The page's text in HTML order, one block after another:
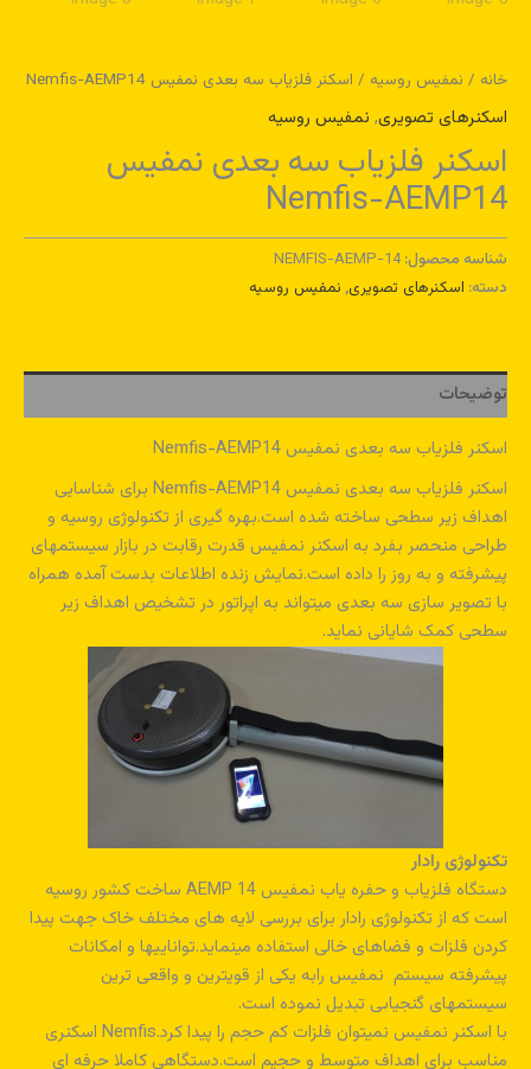
خانه / نمفیس روسیه / اسکنر فلزیاب سه بعدی نمفیس Nemfis-AEMP14
اسکنرهای تصویری, نمفیس روسیه
اسکنر فلزیاب سه بعدی نمفیس
Nemfis-AEMP14
شناسه محصول:NEMFIS-AEMP-14
دسته: اسکنرهای تصویری, نمفیس روسیه
توضیحات
اسکنر فلزیاب سه بعدی نمفیس Nemfis-AEMP14
اسکنر فلزیاب سه بعدی نمفیس Nemfis-AEMP14 برای شناسایی
اهداف زیر سطحی ساخته شده است.بهره گیری از تکنولوژی روسیه و
طراحی منحصر بفرد به اسکنر نمفیس قدرت رقابت در بازار سیستمهای
پیشرفته و به روز را داده است.نمایش زنده اطلاعات بدست آمده همراه
با تصویر سازی سه بعدی میتواند به اپراتور در تشخیص اهداف زیر
سطحی کمک شایانی نماید.
تکنولوژی رادار
دستگاه فلزیاب و حفره یاب نمفیس AEMP 14 ساخت کشور روسیه
است که از تکنولوژی رادار برای بررسی لایه های مختلف خاک جهت پیدا
کردن فلزات و فضاهای خالی استفاده مینماید.تواناییها و امکانات
پیشرفته سیستم نمفیس رابه یکی از قویترین و واقعی ترین
سیستمهای گنجیابی تبدیل نموده است.
با اسکنر نمفیس نمیتوان فلزات کم حجم را پیدا کرد.Nemfis اسکنری
مناسب برای اهداف متوسط و حجیم است.دستگاهی کاملا حرفه ای